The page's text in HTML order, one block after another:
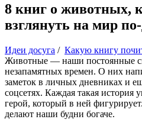
8 книг о животных,
взглянуть на мир
Идеи досуга / Какую книгу
Животные — наши постоянные
незапамятных времен. О них
заметок в личных дневниках и
соцсетях. Каждая такая история
герой, который в ней
делают наши будни богаче.